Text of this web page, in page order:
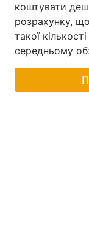
коштувати
розрахунку,
такої
середньому